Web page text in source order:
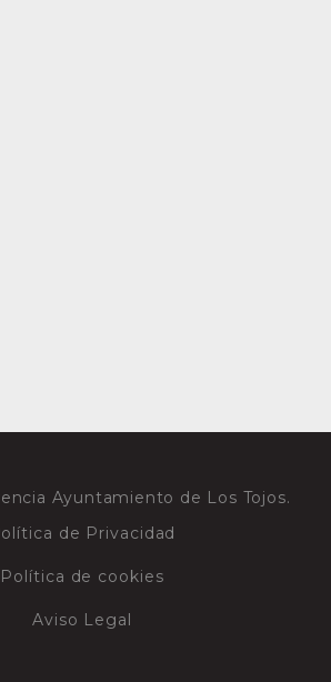
Ayuntamiento de Los Tojos.
de Privacidad
Política de cookies
Aviso Legal